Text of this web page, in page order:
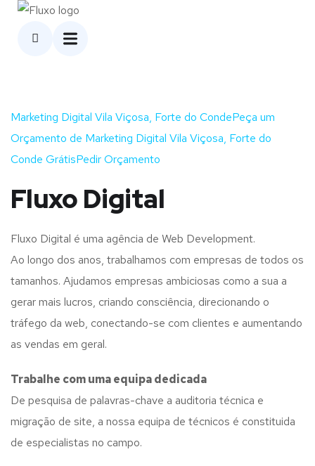
Marketing Digital Vila Viçosa, Forte do CondePeça um
Orçamento de Marketing Digital Vila Viçosa, Forte do
Conde GrátisPedir Orçamento
Fluxo Digital
Fluxo Digital é uma agência de Web Development.
Ao longo dos anos, trabalhamos com empresas de todos os
tamanhos. Ajudamos empresas ambiciosas como a sua a
gerar mais lucros, criando consciência, direcionando o
tráfego da web, conectando-se com clientes e aumentando
as vendas em geral.
Trabalhe com umaequipa dedicada
De pesquisa de palavras-chave a auditoria técnica e
migração de site, a nossa equipa de técnicos é constituida
de especialistas no campo.